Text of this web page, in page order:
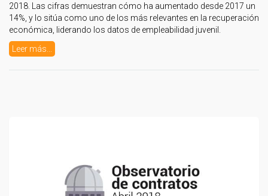
2018. Las cifras demuestran cómo ha aumentado desde 2017 un
14%, y lo sitúa como uno de los más relevantes en la recuperación
económica, liderando los datos de empleabilidad juvenil.
Leer más...